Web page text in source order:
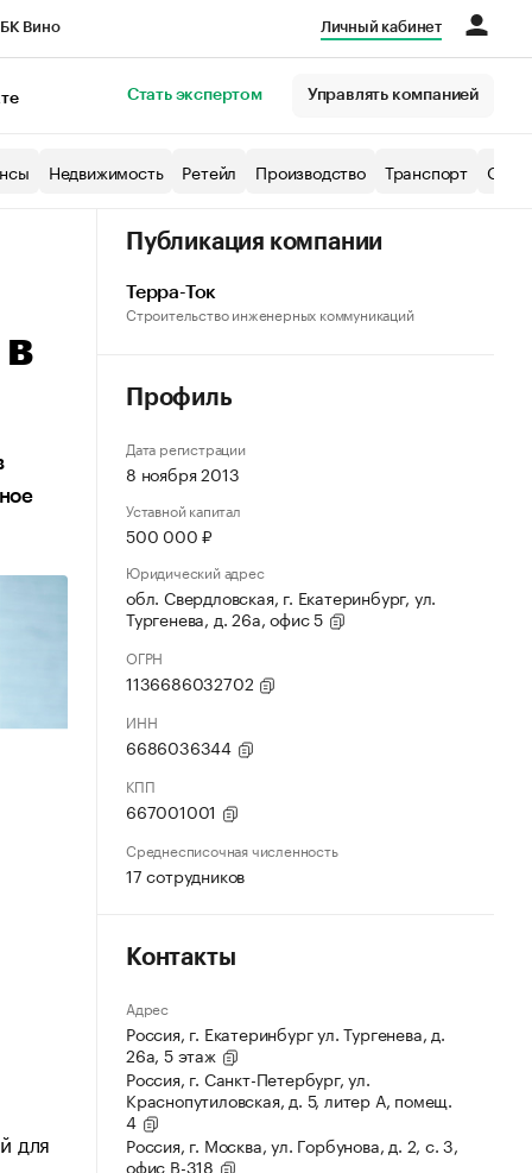
Вино Личный кабинет
Стать экспертом Управлять компанией
Недвижимость Ретейл Производство Транспорт
для
Публикация компании
Терра-Ток
Строительство инженерных коммуникаций
Профиль
Дата регистрации
8 ноября 2013
Уставной капитал
500 000 ₽
Юридический адрес
обл. Свердловская, г. Екатеринбург, ул.
Тургенева, д. 26а, офис 5
ОГРН
1136686032702
ИНН
6686036344
КПП
667001001
Среднесписочная численность
17 сотрудников
Контакты
Адрес
Россия, г. Екатеринбург ул. Тургенева, д.
26а, 5 этаж
Россия, г. Санкт-Петербург, ул.
Краснопутиловская, д. 5, литер А, помещ.
4
Россия, г. Москва, ул. Горбунова, д. 2, с. 3,
офис В-318